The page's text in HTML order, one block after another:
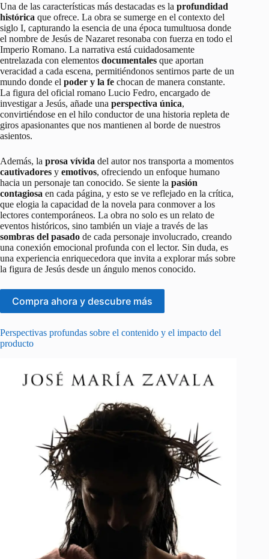
Una de las características más destacadas es la profundidad
histórica que ofrece. La obra se sumerge en el contexto del
siglo I, capturando la esencia de una época tumultuosa donde
el nombre de Jesús de Nazaret resonaba con fuerza en todo el
Imperio Romano. La narrativa está cuidadosamente
entrelazada con elementos documentales que aportan
veracidad a cada escena, permitiéndonos sentirnos parte de un
mundo donde el poder y la fe chocan de manera constante.
La figura del oficial romano Lucio Fedro, encargado de
investigar a Jesús, añade una perspectiva única,
convirtiéndose en el hilo conductor de una historia repleta de
giros apasionantes que nos mantienen al borde de nuestros
asientos.
Además, la prosa vívida del autor nos transporta a momentos
cautivadores y emotivos, ofreciendo un enfoque humano
hacia un personaje tan conocido. Se siente la pasión
contagiosa en cada página, y esto se ve reflejado en la crítica,
que elogia la capacidad de la novela para conmover a los
lectores contemporáneos. La obra no solo es un relato de
eventos históricos, sino también un viaje a través de las
sombras del pasado de cada personaje involucrado, creando
una conexión emocional profunda con el lector. Sin duda, es
una experiencia enriquecedora que invita a explorar más sobre
la figura de Jesús desde un ángulo menos conocido.
Compra ahora y descubre más
Perspectivas profundas sobre el contenido y el impacto del
producto